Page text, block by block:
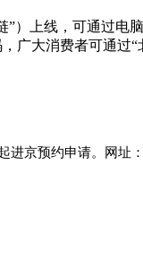
）上线，可通过电
广大消费者可通过
进京预约申请。 网址 ：